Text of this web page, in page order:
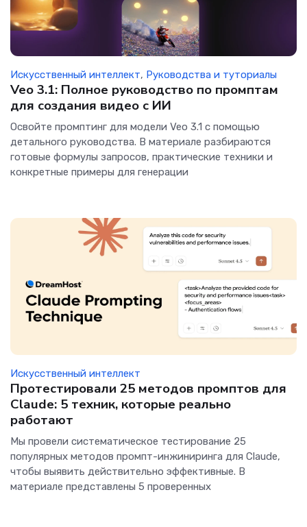
Искусственный интеллект, Руководства и туториалы
Veo 3.1: Полное руководство по промптам
для создания видео с ИИ
Освойте промптинг для модели Veo 3.1 с помощью
детального руководства. В материале разбираются
готовые формулы запросов, практические техники и
конкретные примеры для генерации
Искусственный интеллект
Протестировали 25 методов промптов для
Claude: 5 техник, которые реально
работают
Мы провели систематическое тестирование 25
популярных методов промпт-инжиниринга для Claude,
чтобы выявить действительно эффективные. В
материале представлены 5 проверенных